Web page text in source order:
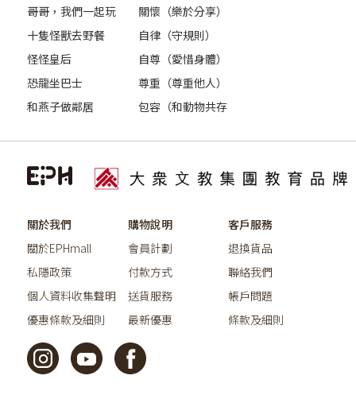
哥哥，我們一起玩
關懷（樂於分享）
十隻怪獸去野餐
自律（守規則）
怪怪皇后
自尊（愛惜身體）
恐龍坐巴士
尊重（尊重他人）
和燕子做鄰居
包容（和動物共存
關於我們
關於EPHmall
私隱政策
個人資料收集聲明
優惠條款及細則
購物說明
會員計劃
付款方式
送貨服務
最新優惠
客戶服務
退換貨品
聯絡我們
帳戶問題
條款及細則